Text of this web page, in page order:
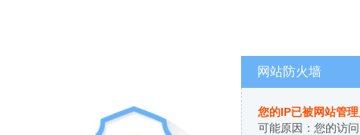
网站防火墙
您的IP已被网站管
可能原因：您的访